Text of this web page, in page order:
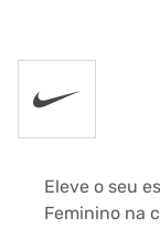
Eleve o seu
Feminino na